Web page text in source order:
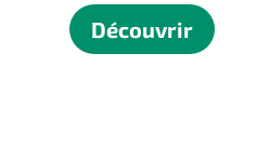
Découvrir